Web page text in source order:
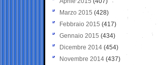
Marzo 2015 (428)
Febbraio 2015 (417)
Gennaio 2015 (434)
Dicembre 2014 (454)
Novembre 2014 (437)